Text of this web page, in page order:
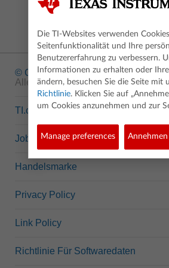
© Copyright1995-2026 Texas
Alle Rechte vorbehalten.
TI.com
Jobs bei TI
Handelsmarke
Privacy Policy
Link Policy
Richtlinie Für Softwaredaten
Die TI-Websites verwenden
Seitenfunktionalität und Ihre
Benutzererfahrung zu verbessern.
Informationen zu erhalten oder
ändern, besuchen Sie die Seite mit
Richtlinie. Klicken Sie auf
um Cookies anzunehmen und zur
Manage preferences